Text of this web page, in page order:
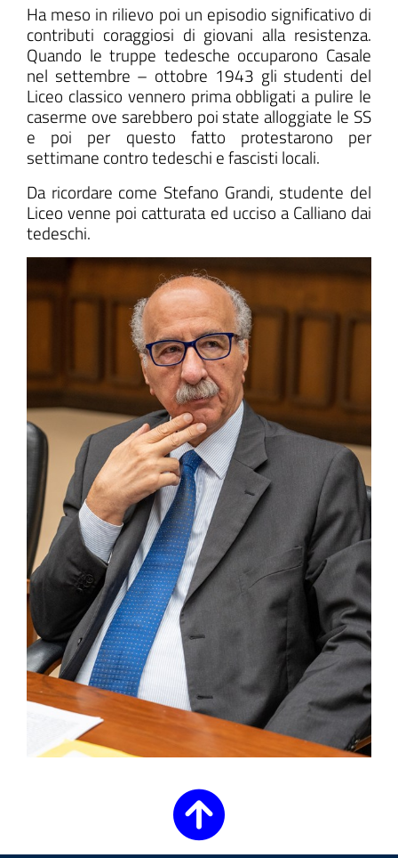
Ha meso in rilievo poi un episodio significativo di
contributi coraggiosi di giovani alla resistenza.
Quando le truppe tedesche occuparono Casale
nel settembre – ottobre 1943 gli studenti del
Liceo classico vennero prima obbligati a pulire le
caserme ove sarebbero poi state alloggiate le SS
e poi per questo fatto protestarono per
settimane contro tedeschi e fascisti locali.
Da ricordare come Stefano Grandi, studente del
Liceo venne poi catturata ed ucciso a Calliano dai
tedeschi.